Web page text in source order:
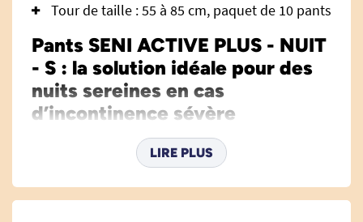
Tour de taille : 55 à 85 cm, paquet de 10 pants
Pants SENI ACTIVE PLUS - NUIT
- S : la solution idéale pour des
nuits sereines en cas
d’incontinence sévère
Pants Seni Active Plus NUIT taille S
spécialement conçus pour les personnes
souffrant d’incontinence sévère. Pensés pour
LIRE PLUS